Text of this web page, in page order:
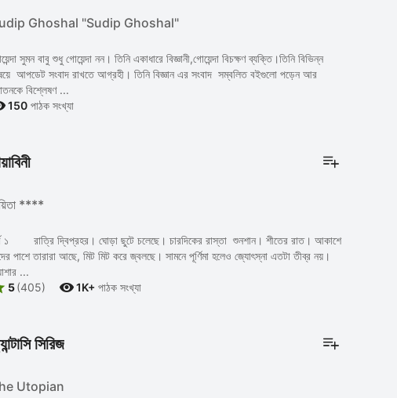
Ghoshal "Sudip Ghoshal"
সুমন বাবু শুধু গোয়েন্দা নন। তিনি একাধারে বিজ্ঞানী,গোয়েন্দা বিচক্ষণ ব্যক্তি।তিনি বিভিন্ন
আপডেট সংবাদ রাখতে আগ্রহী। তিনি বিজ্ঞান এর সংবাদ সম্বলিত বইগুলো পড়েন আর
বিশ্লেষণ ...
150 পাঠক সংখ্যা
****
১ রাত্রি দ্বিপ্রহর। ঘোড়া ছুটে চলেছে। চারদিকের রাস্তা শুনশান। শীতের রাত। আকাশে
পাশে তারারা আছে, মিট মিট করে জ্বলছে। সামনে পূর্ণিমা হলেও জ্যোৎস্না এতটা তীব্র নয়।
...
5(405) 1K+ পাঠক সংখ্যা
সিরিজ
Utopian